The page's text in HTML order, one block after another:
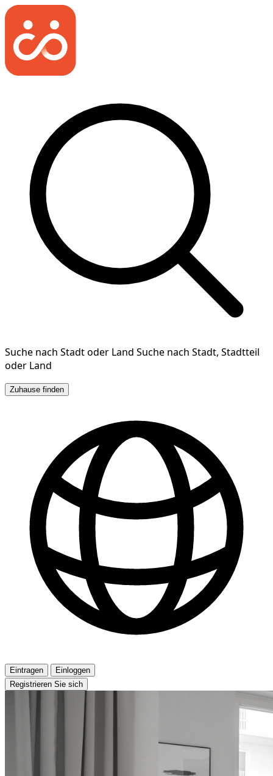
Suche nach Stadt oder Land Suche nach Stadt, Stadtteil
oder Land
Zuhause finden
Eintragen
Einloggen
Registrieren Sie sich